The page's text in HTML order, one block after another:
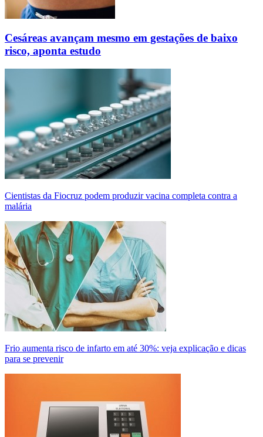
Cesáreas avançam mesmo em gestações de baixo
risco, aponta estudo
Cientistas da Fiocruz podem produzir vacina completa contra a
malária
Frio aumenta risco de infarto em até 30%: veja explicação e dicas
para se prevenir